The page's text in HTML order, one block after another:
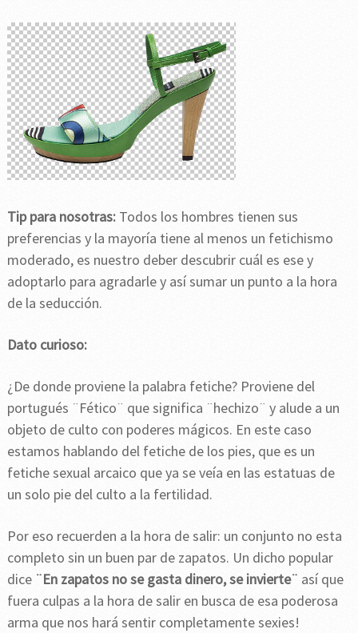
Tip para nosotras:Todos los hombres tienen sus
preferencias y la mayoría tiene al menos un fetichismo
moderado, es nuestro deber descubrir cuál es ese y
adoptarlo para agradarle y así sumar un punto a la hora
de la seducción.
Dato curioso:
¿De donde proviene la palabra fetiche? Proviene del
portugués ¨Fético¨ que significa ¨hechizo¨ y alude a un
objeto de culto con poderes mágicos. En este caso
estamos hablando del fetiche de los pies, que es un
fetiche sexual arcaico que ya se veía en las estatuas de
un solo pie del culto a la fertilidad.
Por eso recuerden a la hora de salir: un conjunto no esta
completo sin un buen par de zapatos. Un dicho popular
dice ¨En zapatos no se gasta dinero, se invierte¨ así que
fuera culpas a la hora de salir en busca de esa poderosa
arma que nos hará sentir completamente sexies!